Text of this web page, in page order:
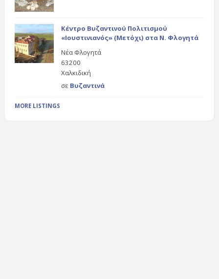
Κέντρο Βυζαντινού Πολιτισμού
«Ιουστινιανός» (Μετόχι) στα Ν. Φλογητά
Νέα Φλογητά
63200
Χαλκιδική
σε Βυζαντινά
MORE LISTINGS